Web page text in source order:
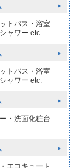
トバス・浴室
ャワー etc.
トバス・浴室
ャワー etc.
・洗面化粧台
エコキュート